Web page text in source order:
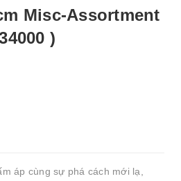
Misc-Assortment
)
áp cùng sự phá cách mới lạ,